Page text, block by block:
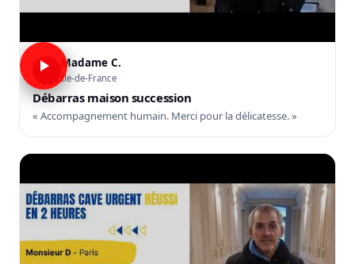
Madame C.
Île-de-France
Débarras maison succession
« Accompagnement humain. Merci pour la délicatesse. »